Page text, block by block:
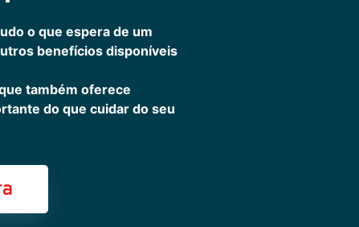
o que espera de um
benefícios disponíveis
também oferece
do que cuidar do seu